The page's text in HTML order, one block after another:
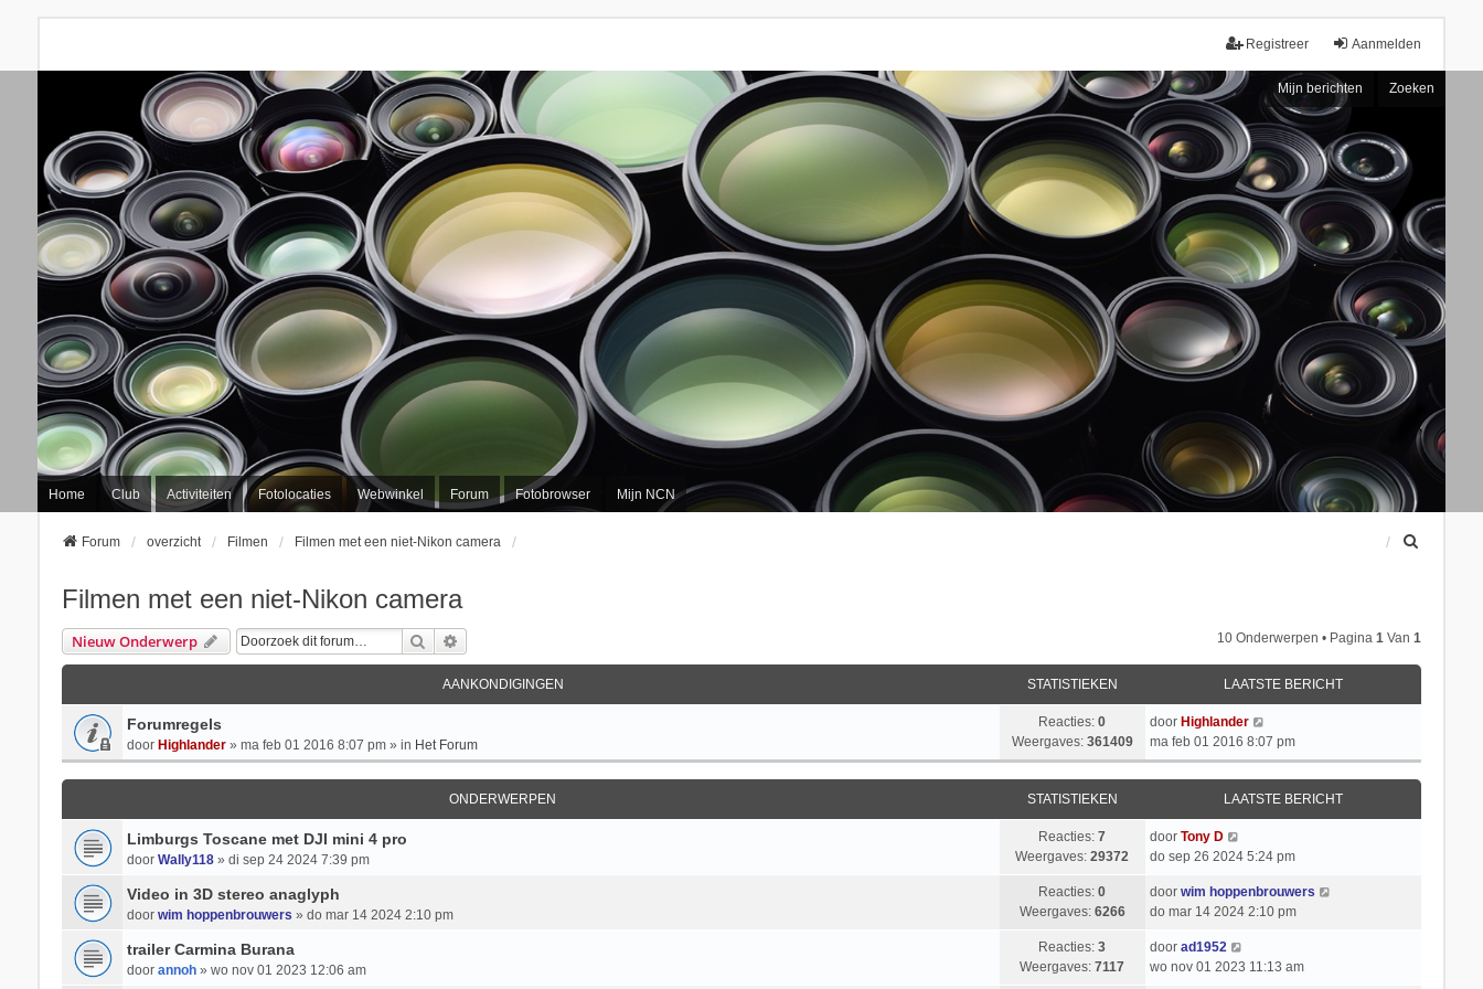
Aanmelden
Registreer
Mijn berichten Zoeken
Home Club Activiteiten Fotolocaties Webwinkel Forum Fotobrowser Mijn NCN
Forum overzicht Filmen Filmen met een niet-Nikon camera
Filmen met een niet-Nikon camera
Nieuw Onderwerp Zoek 10 Onderwerpen • Pagina1 Van1
AANKONDIGINGEN STATISTIEKEN LAATSTE BERICHT
Forumregels
door Highlander» ma feb 01 2016 8:07 pm » in Het Forum
Reacties:0
Weergaves: 361409
door Highlander
ma feb 01 2016 8:07 pm
ONDERWERPEN STATISTIEKEN LAATSTE BERICHT
Limburgs Toscane met DJI mini 4 pro
door Wally118» di sep 24 2024 7:39 pm
Reacties:7
Weergaves:29372
door Tony D
do sep 26 2024 5:24 pm
Video in 3D stereo anaglyph
door wim hoppenbrouwers » do mar 14 2024 2:10 pm
Reacties:0
Weergaves: 6266
door wim hoppenbrouwers
do mar 14 2024 2:10 pm
trailer Carmina Burana
door annoh» wo nov 01 2023 12:06 am
Reacties:3
Weergaves:7117
door ad1952
wo nov 01 2023 11:13 am